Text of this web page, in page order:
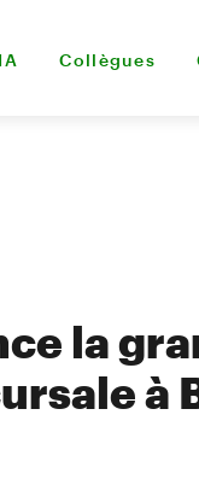
Collègues
la
à